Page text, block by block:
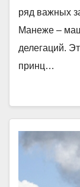
ряд важных
Манеже –
делегаций.
принц…